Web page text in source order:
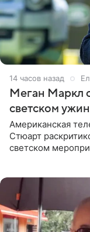
14 часов назад
Меган Маркл
светском
Американская
Стюарт
светском